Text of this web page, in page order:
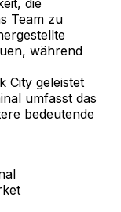
Team zu
während
City geleistet
umfasst das
bedeutende